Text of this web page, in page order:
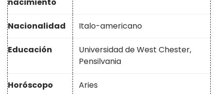
nacimiento
Nacionalidad Italo-americano
Educación
Universidad de West Chester,
Pensilvania
Horóscopo Aries